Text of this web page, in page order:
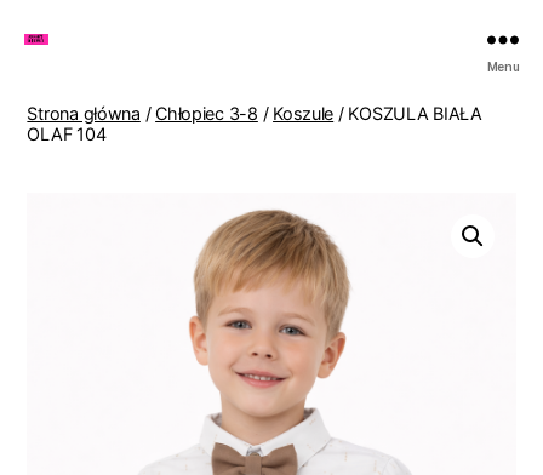
Lenki
Menu
Strona główna /Chłopiec 3-8 / Koszule / KOSZULA BIAŁA
OLAF 104